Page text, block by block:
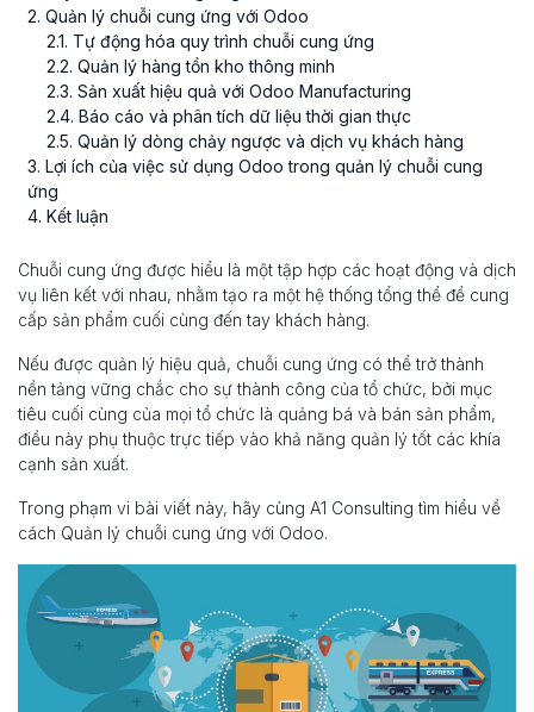
2. Quản lý chuỗi cung ứng với Odoo
2.1. Tự động hóa quy trình chuỗi cung ứng
2.2. Quản lý hàng tồn kho thông minh
2.3. Sản xuất hiệu quả với Odoo Manufacturing
2.4. Báo cáo và phân tích dữ liệu thời gian thực
2.5. Quản lý dòng chảy ngược và dịch vụ khách hàng
3. Lợi ích của việc sử dụng Odoo trong quản lý chuỗi cung
ứng
4. Kết luận
Chuỗi cung ứng được hiểu là một tập hợp các hoạt động và dịch
vụ liên kết với nhau, nhằm tạo ra một hệ thống tổng thể để cung
cấp sản phẩm cuối cùng đến tay khách hàng.
Nếu được quản lý hiệu quả, chuỗi cung ứng có thể trở thành
nền tảng vững chắc cho sự thành công của tổ chức, bởi mục
tiêu cuối cùng của mọi tổ chức là quảng bá và bán sản phẩm,
điều này phụ thuộc trực tiếp vào khả năng quản lý tốt các khía
cạnh sản xuất.
Trong phạm vi bài viết này, hãy cùng A1 Consulting tìm hiểu về
cách Quản lý chuỗi cung ứng với Odoo.